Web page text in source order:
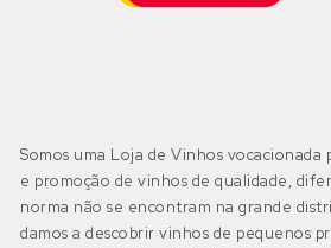
Somos uma Loja de Vinhos vocacionada
e promoção de vinhos de qualidade,
norma não se encontram na grande
damos a descobrir vinhos de pequenos